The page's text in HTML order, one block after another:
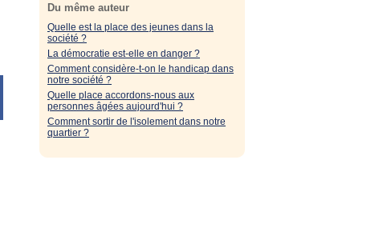
Du même auteur
Quelle est la place des jeunes dans la
société ?
La démocratie est-elle en danger ?
Comment considère-t-on le handicap dans
notre société ?
Quelle place accordons-nous aux
personnes âgées aujourd'hui ?
Comment sortir de l'isolement dans notre
quartier ?